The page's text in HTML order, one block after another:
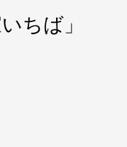
いちば」